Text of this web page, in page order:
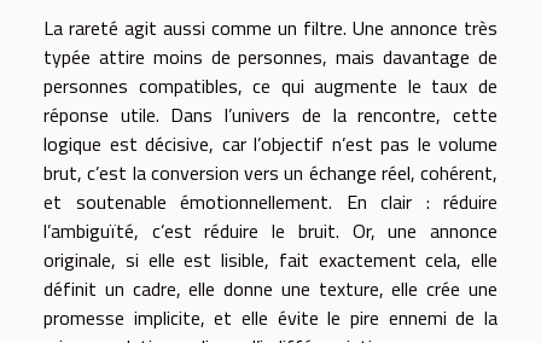
La rareté agit aussi comme un filtre. Une annonce très
typée attire moins de personnes, mais davantage de
personnes compatibles, ce qui augmente le taux de
réponse utile. Dans l’univers de la rencontre, cette
logique est décisive, car l’objectif n’est pas le volume
brut, c’est la conversion vers un échange réel, cohérent,
et soutenable émotionnellement. En clair : réduire
l’ambiguïté, c’est réduire le bruit. Or, une annonce
originale, si elle est lisible, fait exactement cela, elle
définit un cadre, elle donne une texture, elle crée une
promesse implicite, et elle évite le pire ennemi de la